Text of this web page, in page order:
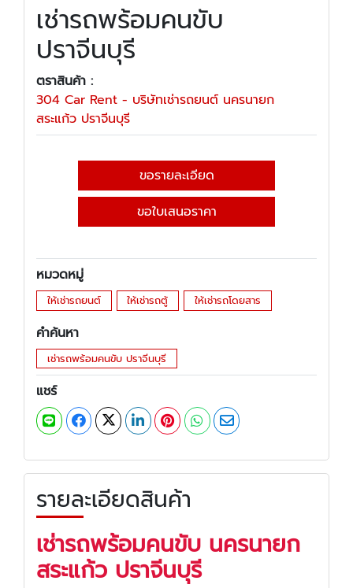
เช่ารถพร้อมคนขับ
ปราจีนบุรี
ตราสินค้า :
304 Car Rent - บริษัทเช่ารถยนต์ นครนายก
สระแก้ว ปราจีนบุรี
ขอรายละเอียด
ขอใบเสนอราคา
หมวดหมู่
ให้เช่ารถยนต์ ให้เช่ารถตู้ ให้เช่ารถโดยสาร
คำค้นหา
เช่ารถพร้อมคนขับ ปราจีนบุรี
แชร์
รายละเอียดสินค้า
เช่ารถพร้อมคนขับ นครนายก
สระแก้ว ปราจีนบุรี